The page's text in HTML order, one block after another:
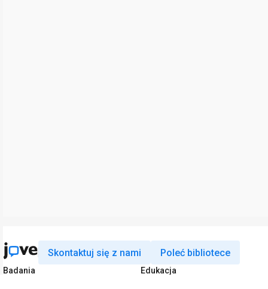
Skontaktuj się z nami Poleć bibliotece
Badania
Edukacja